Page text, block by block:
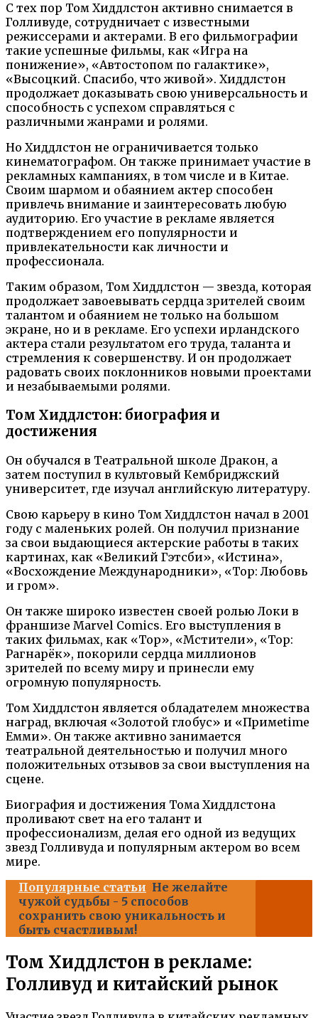
С тех пор Том Хиддлстон активно снимается в
Голливуде, сотрудничает с известными
режиссерами и актерами. В его фильмографии
такие успешные фильмы, как «Игра на
понижение», «Автостопом по галактике»,
«Высоцкий. Спасибо, что живой». Хиддлстон
продолжает доказывать свою универсальность и
способность с успехом справляться с
различными жанрами и ролями.
Но Хиддлстон не ограничивается только
кинематографом. Он также принимает участие в
рекламных кампаниях, в том числе и в Китае.
Своим шармом и обаянием актер способен
привлечь внимание и заинтересовать любую
аудиторию. Его участие в рекламе является
подтверждением его популярности и
привлекательности как личности и
профессионала.
Таким образом, Том Хиддлстон — звезда, которая
продолжает завоевывать сердца зрителей своим
талантом и обаянием не только на большом
экране, но и в рекламе. Его успехи ирландского
актера стали результатом его труда, таланта и
стремления к совершенству. И он продолжает
радовать своих поклонников новыми проектами
и незабываемыми ролями.
Том Хиддлстон: биография и
достижения
Он обучался в Театральной школе Дракон, а
затем поступил в культовый Кембриджский
университет, где изучал английскую литературу.
Свою карьеру в кино Том Хиддлстон начал в 2001
году с маленьких ролей. Он получил признание
за свои выдающиеся актерские работы в таких
картинах, как «Великий Гэтсби», «Истина»,
«Восхождение Международники», «Тор: Любовь
и гром».
Он также широко известен своей ролью Локи в
франшизе Marvel Comics. Его выступления в
таких фильмах, как «Тор», «Мстители», «Тор:
Рагнарёк», покорили сердца миллионов
зрителей по всему миру и принесли ему
огромную популярность.
Том Хиддлстон является обладателем множества
наград, включая «Золотой глобус» и «Примetime
Eмми». Он также активно занимается
театральной деятельностью и получил много
положительных отзывов за свои выступления на
сцене.
Биография и достижения Тома Хиддлстона
проливают свет на его талант и
профессионализм, делая его одной из ведущих
звезд Голливуда и популярным актером во всем
мире.
Популярные статьи Не желайте
чужой судьбы - 5 способов
сохранить свою уникальность и
быть счастливым!
Том Хиддлстон в рекламе:
Голливуд и китайский рынок